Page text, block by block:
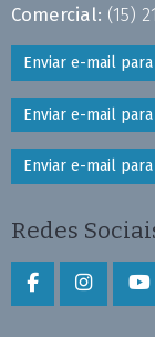
Comercial: (15)
Enviar e-mail para
Enviar e-mail
Enviar e-mail
Redes